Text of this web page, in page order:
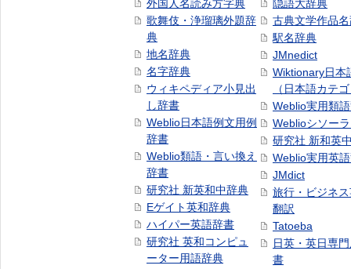
外国人名読み方字典
歌舞伎・浄瑠璃外題辞
典
地名辞典
名字辞典
ウィキペディア小見出
し辞書
Weblio日本語例文用例
辞書
Weblio類語・言い換え
辞書
研究社 新英和中辞典
Eゲイト英和辞典
ハイパー英語辞書
研究社 英和コンピュ
ーター用語辞典
隠語大辞典
古典文学作品
駅名辞典
JMnedict
Wiktionary日本
（日本語カテ
Weblio実用類
Weblioシソー
研究社 新和英
Weblio実用英
JMdict
旅行・ビジネ
翻訳
Tatoeba
日英・英日専
書